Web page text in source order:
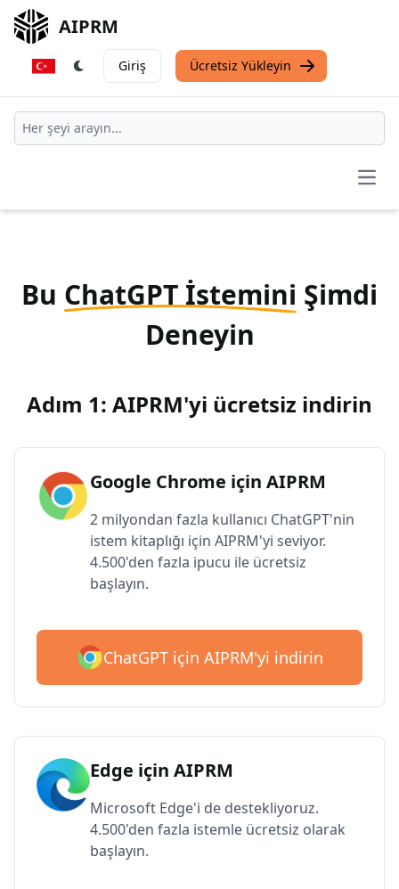
AIPRM
Giriş Ücretsiz Yükleyin
Bu ChatGPT İstemini Şimdi
Deneyin
Adım 1: AIPRM'yi ücretsiz indirin
Google Chrome için AIPRM
2 milyondan fazla kullanıcı ChatGPT'nin
istem kitaplığı için AIPRM'yi seviyor.
4.500'den fazla ipucu ile ücretsiz
başlayın.
ChatGPT için AIPRM'yi indirin
Edge için AIPRM
Microsoft Edge'i de destekliyoruz.
4.500'den fazla istemle ücretsiz olarak
başlayın.